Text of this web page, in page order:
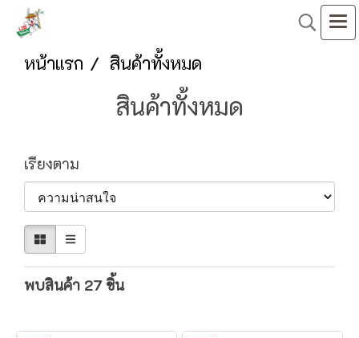
หน้าแรก สินค้าทั้งหมด
สินค้าทั้งหมด
เรียงตาม
พบสินค้า 27 ชิ้น